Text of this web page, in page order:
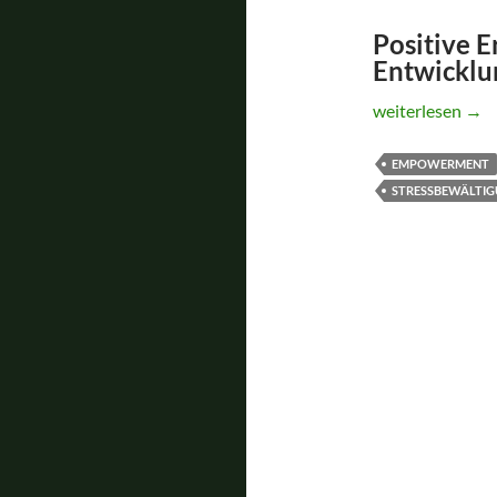
Positive
PECE
weiterlesen →
EMPOWERMENT